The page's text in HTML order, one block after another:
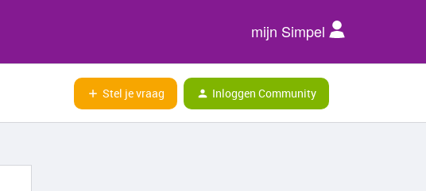
mijn Simpel
Stel je vraag Inloggen Community